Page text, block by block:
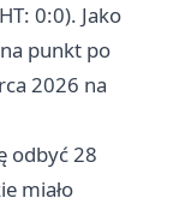
0:0). Jako
punkt po
2026 na
odbyć 28
miało